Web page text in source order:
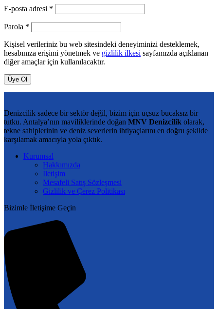
E-posta adresi *
Parola *
Kişisel verileriniz bu web sitesindeki deneyiminizi desteklemek,
hesabınıza erişimi yönetmek ve gizlilik ilkesi sayfamızda açıklanan
diğer amaçlar için kullanılacaktır.
Üye Ol
Denizcilik sadece bir sektör değil, bizim için uçsuz bucaksız bir
tutku. Antalya’nın maviliklerinde doğan MNV Denizcilik olarak,
tekne sahiplerinin ve deniz severlerin ihtiyaçlarını en doğru şekilde
karşılamak amacıyla yola çıktık.
Kurumsal
Hakkımızda
İletişim
Mesafeli Satış Sözleşmesi
Gizlilik ve Çerez Politikası
Bizimle İletişime Geçin